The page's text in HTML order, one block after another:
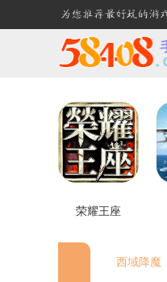
荣耀王座
西域降魔